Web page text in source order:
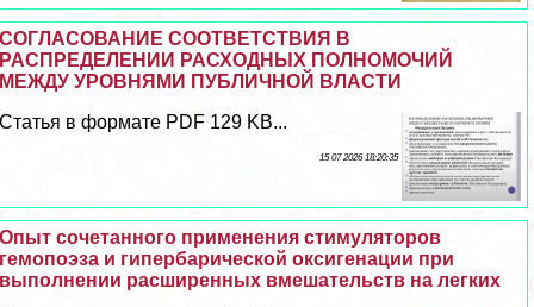
СОГЛАСОВАНИЕ СООТВЕТСТВИЯ В
РАСПРЕДЕЛЕНИИ РАСХОДНЫХ ПОЛНОМОЧИЙ
МЕЖДУ УРОВНЯМИ ПУБЛИЧНОЙ ВЛАСТИ
Статья в формате PDF 129 KB...
15 07 2026 18:20:35
Опыт сочетанного применения стимуляторов
гемопоэза и гипербарической оксигенации при
выполнении расширенных вмешательств на легких